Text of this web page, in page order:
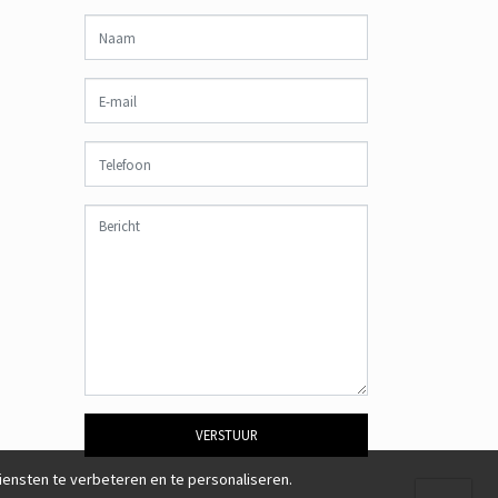
VERSTUUR
te verbeteren en te personaliseren.